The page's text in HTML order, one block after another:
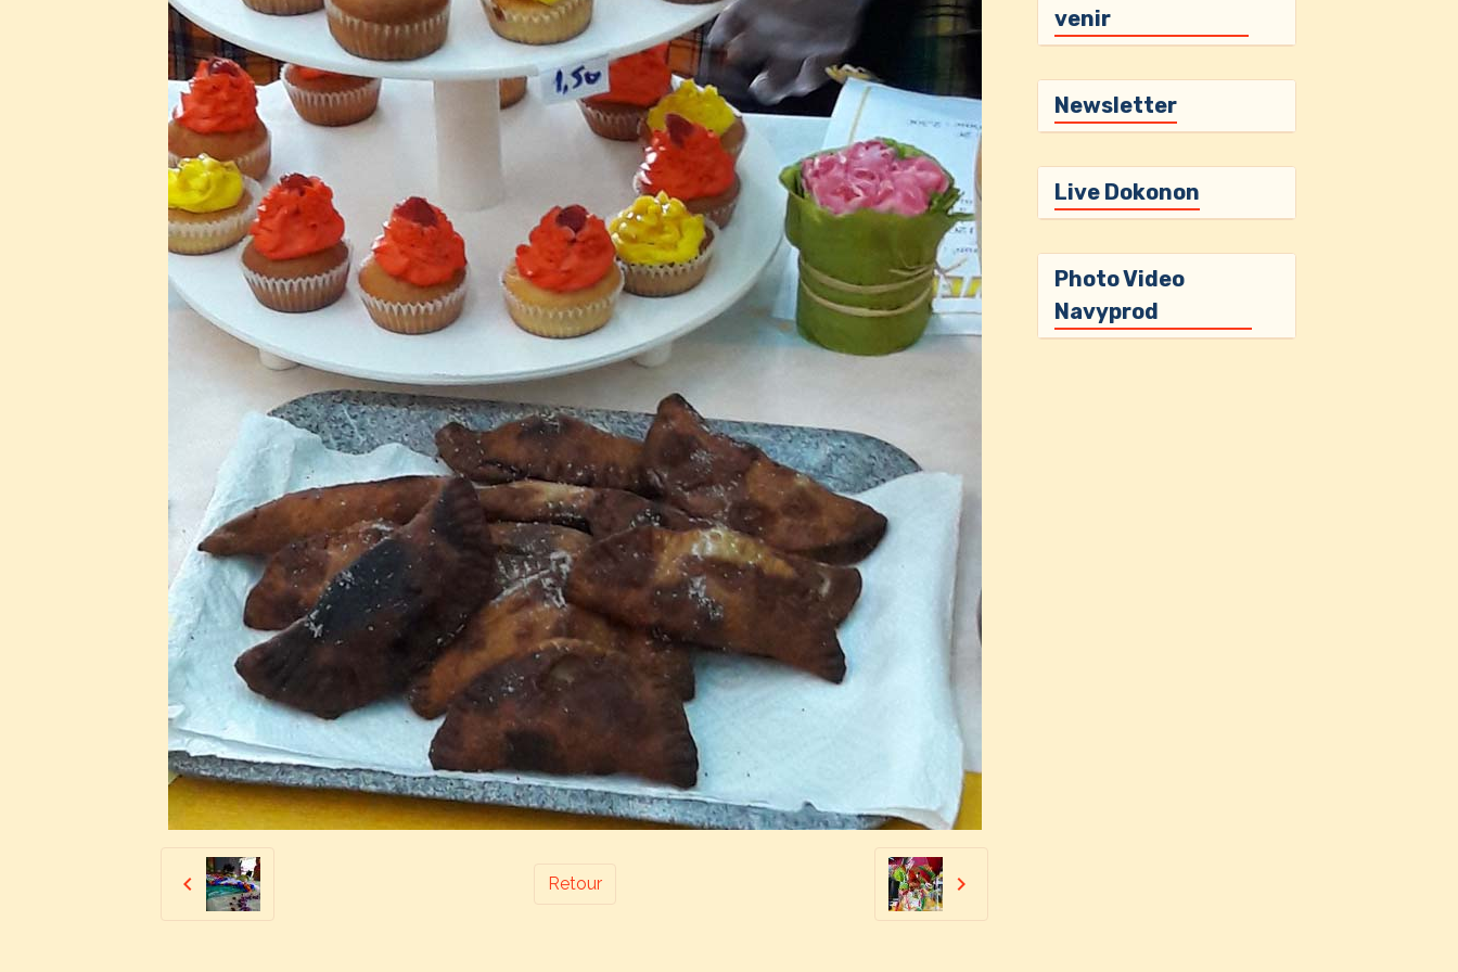
Retour
venir
Newsletter
Live Dokonon
Photo Video
Navyprod